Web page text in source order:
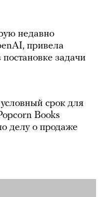
недавно
привела
задачи
срок для
Books
делу о продаже